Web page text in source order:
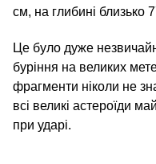
см, на глибині близько
Це було дуже
буріння на великих
фрагменти ніколи не
всі великі астероїди
при ударі.